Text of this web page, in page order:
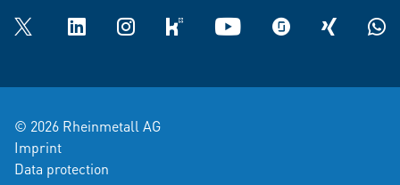
Twitter LinkedInInstagramkununu YouTube glassdoorXING
© 2026 Rheinmetall AG
Imprint
Data protection